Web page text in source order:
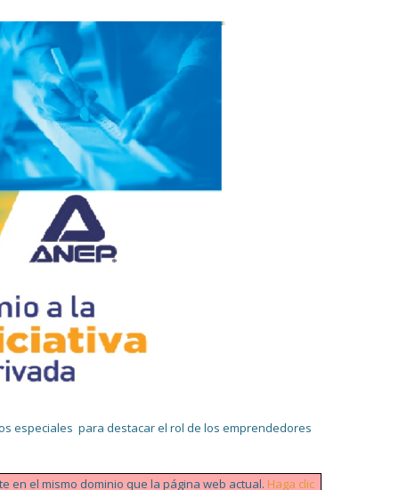
especiales para destacar el rol de los emprendedores
en el mismo dominio que la página web actual. Haga clic